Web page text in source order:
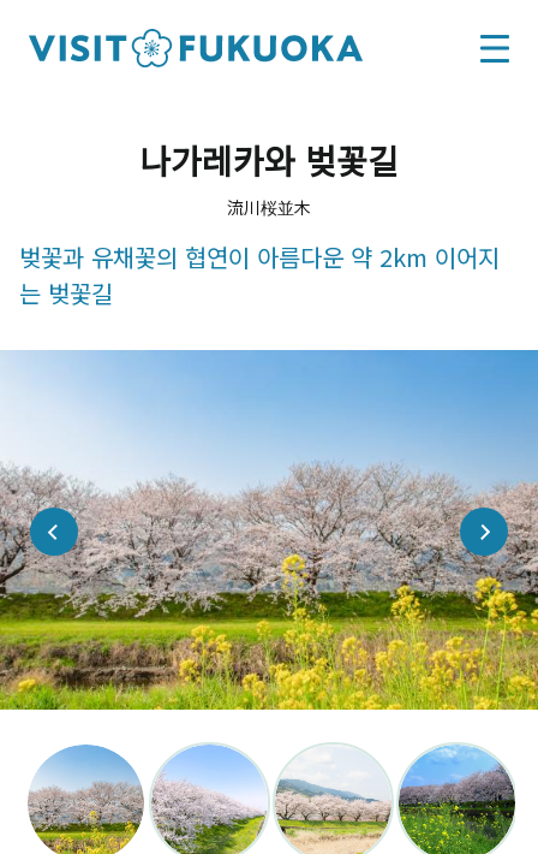
나가레카와 벚꽃길
流川桜並木
벚꽃과 유채꽃의 협연이 아름다운 약 2km 이어지
는 벚꽃길